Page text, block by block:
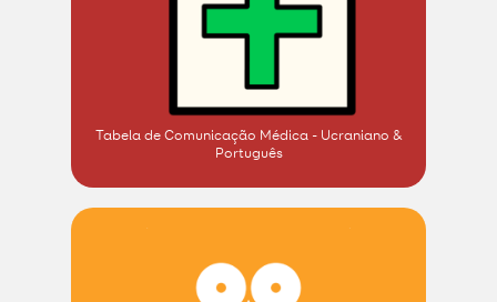
Tabela de Comunicação Médica - Ucraniano &
Português